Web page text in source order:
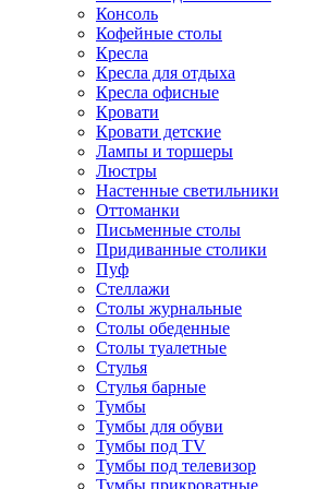
Консоль
Кофейные столы
Кресла
Кресла для отдыха
Кресла офисные
Кровати
Кровати детские
Лампы и торшеры
Люстры
Настенные светильники
Оттоманки
Письменные столы
Придиванные столики
Пуф
Стеллажи
Столы журнальные
Столы обеденные
Столы туалетные
Стулья
Стулья барные
Тумбы
Тумбы для обуви
Тумбы под TV
Тумбы под телевизор
Тумбы прикроватные